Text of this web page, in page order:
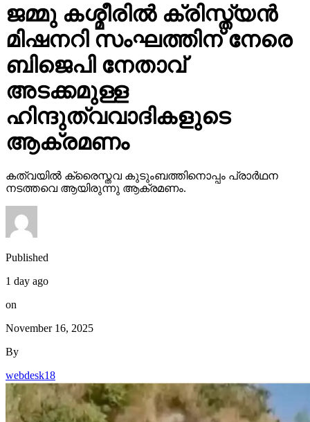
ജമ്മു കശ്മീരില്‍ ക്രിസ്ത്യന്‍
മിഷനറി സംഘത്തിന് നേരെ
ബിജെപി നേതാവ്
അടക്കമുള്ള
ഹിന്ദുത്വവാദികളുടെ
ആക്രമണം
കത്വയില്‍ ക്രൈസ്തവ കുടുംബത്തിനൊപ്പം പ്രാര്‍ഥന
നടത്തവെ ആയിരുന്നു ആക്രമണം.
Published
1 day ago
on
November 16, 2025
By
webdesk18